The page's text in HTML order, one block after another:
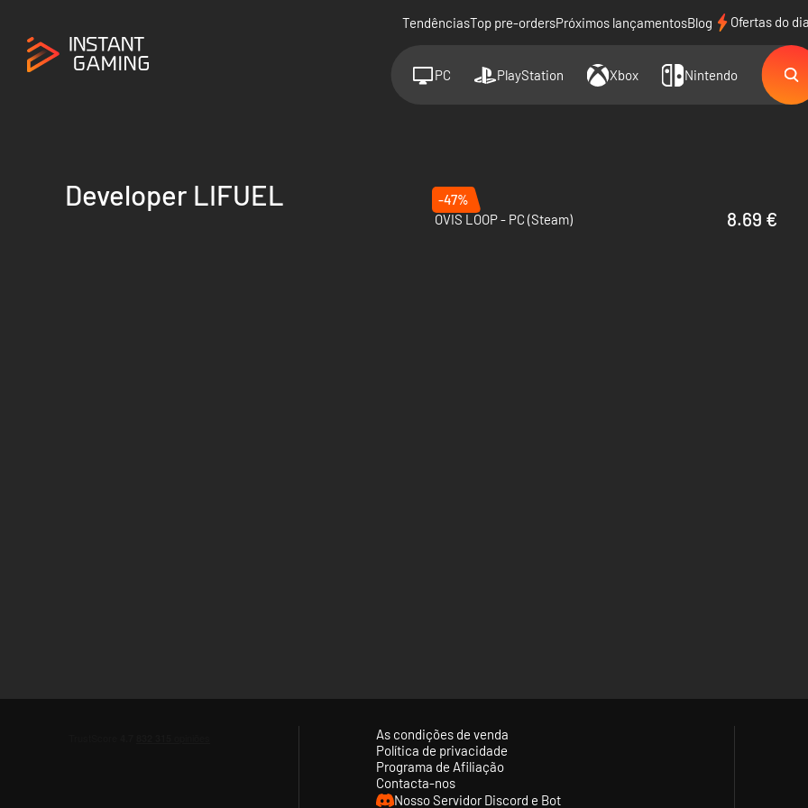
TendênciasTop pre-ordersPróximos lançamentosBlog Ofertas do
PC PlayStation Xbox Nintendo
Developer LIFUEL
-47%
OVIS LOOP - PC (Steam)
8.69 €
As condições de venda
Política de privacidade
Programa de Afiliação
Contacta-nos
Nosso Servidor Discord e Bot